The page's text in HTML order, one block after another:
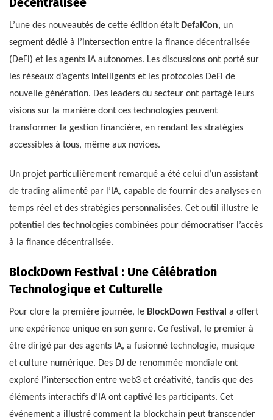
L’une des nouveautés de cette édition était DefaiCon, un
segment dédié à l’intersection entre la finance décentralisée
(DeFi) et les agents IA autonomes. Les discussions ont porté sur
les réseaux d’agents intelligents et les protocoles DeFi de
nouvelle génération. Des leaders du secteur ont partagé leurs
visions sur la manière dont ces technologies peuvent
transformer la gestion financière, en rendant les stratégies
accessibles à tous, même aux novices.
Un projet particulièrement remarqué a été celui d’un assistant
de trading alimenté par l’IA, capable de fournir des analyses en
temps réel et des stratégies personnalisées. Cet outil illustre le
potentiel des technologies combinées pour démocratiser l’accès
à la finance décentralisée.
BlockDown Festival : Une Célébration
Technologique et Culturelle
Pour clore la première journée, le BlockDown Festival a offert
une expérience unique en son genre. Ce festival, le premier à
être dirigé par des agents IA, a fusionné technologie, musique
et culture numérique. Des DJ de renommée mondiale ont
exploré l’intersection entre web3 et créativité, tandis que des
éléments interactifs d’IA ont captivé les participants. Cet
événement a illustré comment la blockchain peut transcender